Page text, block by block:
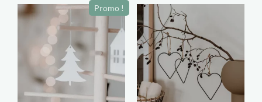
Promo !